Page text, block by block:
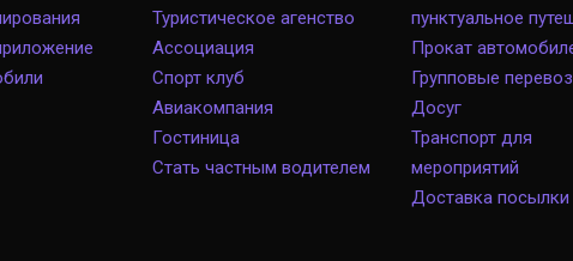
Туристическое агенство
Ассоциация
Спорт клуб
Авиакомпания
Гостиница
Стать частным водителем
пунктуальное
Прокат
Групповые
Досуг
Транспорт для
мероприятий
Доставка посылки